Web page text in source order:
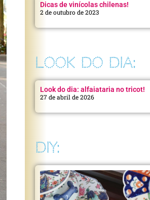
Dicas de vinícolas chilenas!
2 de outubro de 2023
LOOK DO DIA:
Look do dia: alfaiataria no tricot!
27 de abril de 2026
DIY: